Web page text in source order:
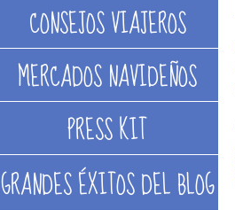
CONSEJOS VIAJEROS
MERCADOS NAVIDEÑOS
PRESS KIT
GRANDES ÉXITOS DEL BLOG